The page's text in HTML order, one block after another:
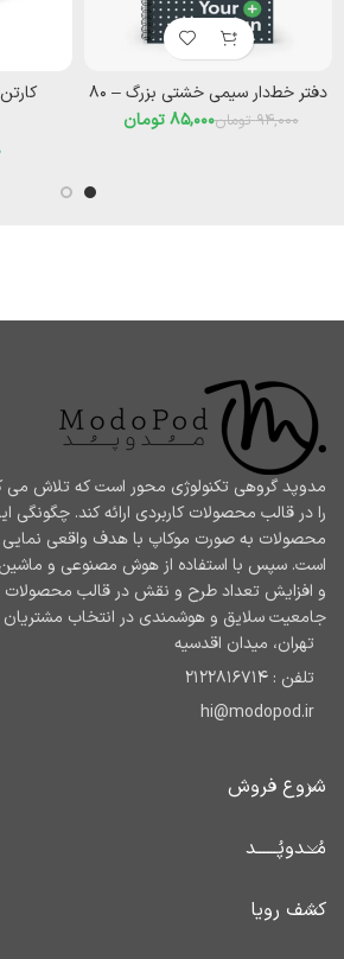
دفتر خط‌دار سیمی خشتی بزرگ – ۸۰
94,000 تومان85,000 تومان
مدوپد گروهی تکنولوژی محور است که تلاش می
را در قالب محصولات کاربردی ارائه کند. چگونگی
محصولات به صورت موکاپ با هدف واقعی
است. سپس با استفاده از هوش مصنوعی و
و افزایش تعداد طرح و نقش در قالب محصولات
جامعیت سلایق و هوشمندی در انتخاب
تهران، میدان اقدسیه
تلفن : 2122816714
hi@modopod.ir
شروع فروش
مُـــدوپُــــــد
کشف رویا